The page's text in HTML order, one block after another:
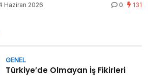
Haziran 2026 0 131
GENEL
Türkiye’de Olmayan İş Fikirleri